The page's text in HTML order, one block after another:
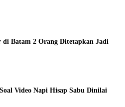
di Batam 2 Orang Ditetapkan Jadi
Video Napi Hisap Sabu Dinilai